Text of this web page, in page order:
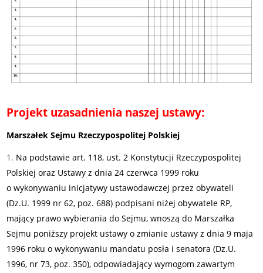
Projekt uzasadnienia naszej ustawy:
Marszałek Sejmu Rzeczypospolitej Polskiej
Na podstawie art. 118, ust. 2 Konstytucji Rzeczypospolitej
Polskiej oraz Ustawy z dnia 24 czerwca 1999 roku
o wykonywaniu inicjatywy ustawodawczej przez obywateli
(Dz.U. 1999 nr 62, poz. 688) podpisani niżej obywatele RP,
mający prawo wybierania do Sejmu, wnoszą do Marszałka
Sejmu poniższy projekt ustawy o zmianie ustawy z dnia 9 maja
1996 roku o wykonywaniu mandatu posła i senatora (Dz.U.
1996, nr 73, poz. 350), odpowiadający wymogom zawartym